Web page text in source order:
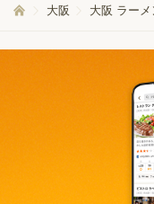
大阪 大阪 ラーメ